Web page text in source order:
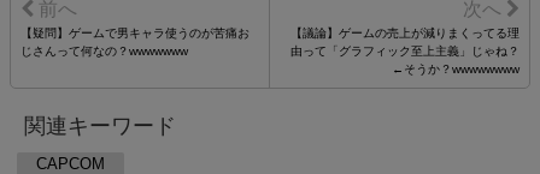
【疑問】ゲームで男キャラ使うのが苦痛お
じさんって何なの？wwwwwww
【議論】ゲームの売上が減りまくってる理
由って「グラフィック至上主義」じゃね？
←そうか？wwwwwwww
関連キーワード
CAPCOM